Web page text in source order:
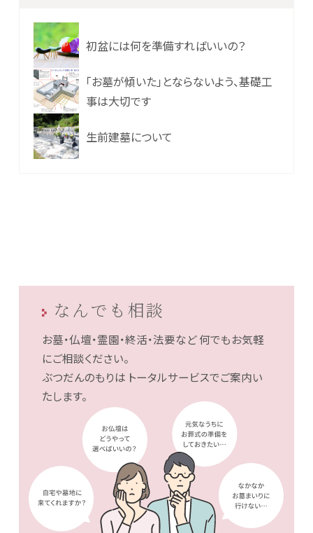
初盆には何を準備すればいいの？
「お墓が傾いた」とならないよう、基礎工
事は大切です
生前建墓について
なんでも相談
お墓・仏壇・霊園・終活・法要など何でもお気軽
にご相談ください。
ぶつだんのもりは トータルサービスでご案内い
たします。